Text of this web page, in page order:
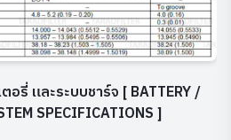
อรี่ และระบบชาร์จ [ BATTERY /
SPECIFICATIONS ]